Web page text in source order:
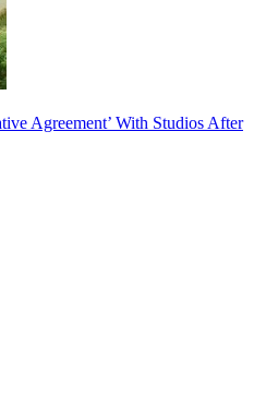
Agreement’ With Studios After